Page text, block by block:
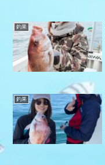
釣果
釣果